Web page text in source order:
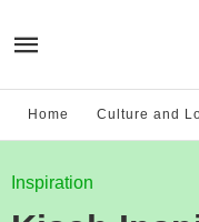
Home Culture and
Inspiration